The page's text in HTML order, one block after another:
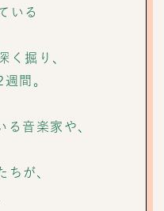
いる
く掘り、
間。
る音楽家や、
ちが、